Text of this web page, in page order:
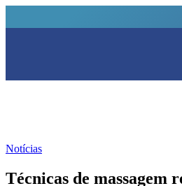
Notícias
Técnicas de massagem